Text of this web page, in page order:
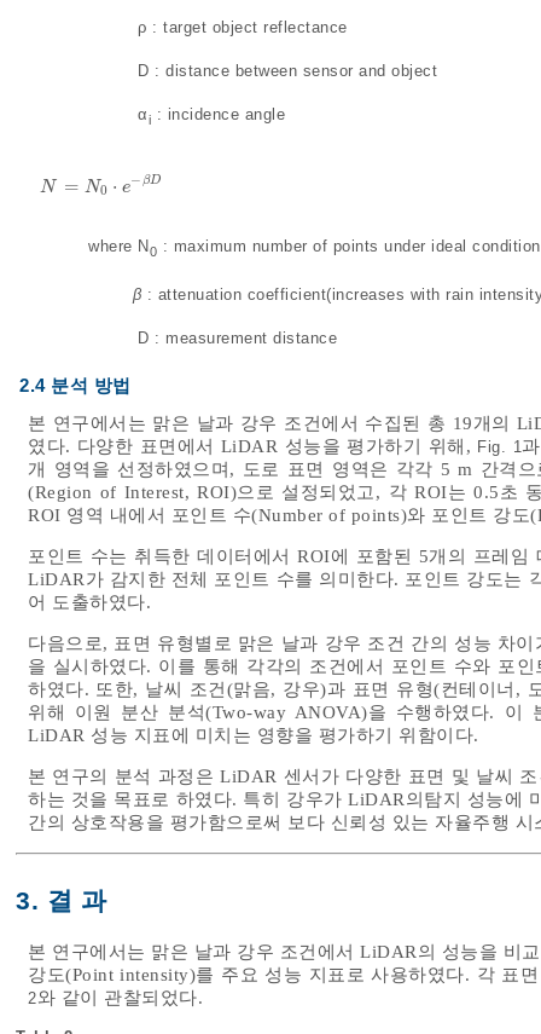
ρ : target object reflectance
D : distance between sensor and object
αi : incidence angle
N = N0 ⋅ e− βD
N=N0 ⋅e-βD
where N0 : maximum number of points under ideal
β : attenuation coefficient(increases with rain
D : measurement distance
2.4 분석 방법
본 연구에서는 맑은 날과 강우 조건에서 수집된 총 19개의
였다. 다양한 표면에서 LiDAR 성능을 평가하기 위해, Fig. 1
개 영역을 선정하였으며, 도로 표면 영역은 각각 5 m 간격
(Region of Interest, ROI)으로 설정되었고, 각 ROI는 0.5초
ROI 영역 내에서 포인트 수(Number of points)와 포인트 강도
포인트 수는 취득한 데이터에서 ROI에 포함된 5개의 프레
LiDAR가 감지한 전체 포인트 수를 의미한다. 포인트 강도는
어 도출하였다.
다음으로, 표면 유형별로 맑은 날과 강우 조건 간의 성능 차
을 실시하였다. 이를 통해 각각의 조건에서 포인트 수와 포
하였다. 또한, 날씨 조건(맑음, 강우)과 표면 유형(컨테이너,
위해 이원 분산 분석(Two-way ANOVA)을 수행하였다. 이
LiDAR 성능 지표에 미치는 영향을 평가하기 위함이다.
본 연구의 분석 과정은 LiDAR 센서가 다양한 표면 및 날씨
하는 것을 목표로 하였다. 특히 강우가 LiDAR의탐지 성능에
간의 상호작용을 평가함으로써 보다 신뢰성 있는 자율주행
3. 결 과
본 연구에서는 맑은 날과 강우 조건에서 LiDAR의 성능을 비
강도(Point intensity)를 주요 성능 지표로 사용하였다. 각 표
2와 같이 관찰되었다.